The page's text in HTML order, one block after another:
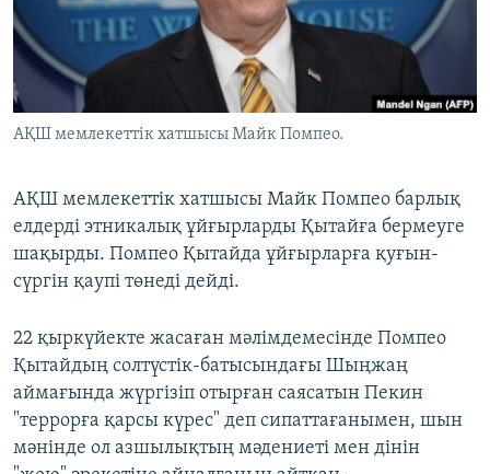
ЖАЗЫЛЫҢЫЗ
АҚШ мемлекеттік хатшысы Майк Помпео.
АҚШ мемлекеттік хатшысы Майк Помпео барлық
елдерді этникалық ұйғырларды Қытайға бермеуге
шақырды. Помпео Қытайда ұйғырларға қуғын-
сүргін қаупі төнеді дейді.
22 қыркүйекте жасаған мәлімдемесінде Помпео
Қытайдың солтүстік-батысындағы Шыңжаң
аймағында жүргізіп отырған саясатын Пекин
"террорға қарсы күрес" деп сипаттағанымен, шын
мәнінде ол азшылықтың мәдениеті мен дінін